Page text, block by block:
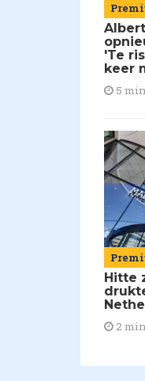
'Te
keer
5
Hitte
2